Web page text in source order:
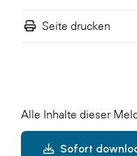
Seite drucken
Alle Inhalte dieser
Sofort